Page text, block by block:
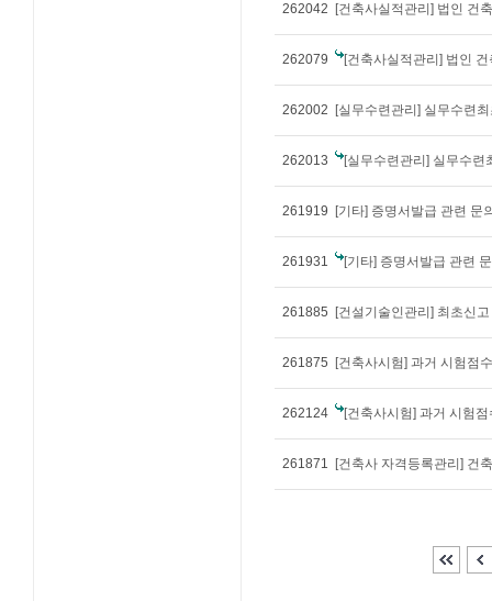
262042 [건축사실적관리] 법인 건
262079 [건축사실적관리] 법인 건
262002 [실무수련관리] 실무수련
262013 [실무수련관리] 실무수련
261919 [기타] 증명서발급 관련 문
261931 [기타] 증명서발급 관련
261885
261875 [건축사시험] 과거 시험점
262124 [건축사시험] 과거 시험
261871 [건축사 자격등록관리] 건